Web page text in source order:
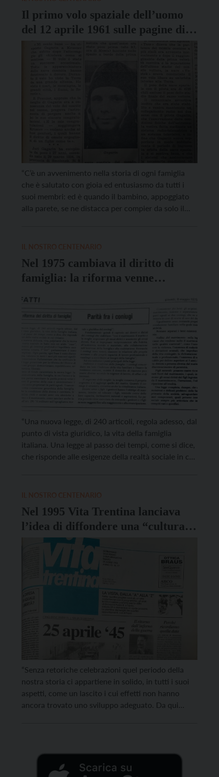
Il primo volo spaziale dell’uomo
del 12 aprile 1961 sulle pagine di
Vita Trentina
“C’è un avvenimento nella storia di ogni famiglia
che è salutato con gioia ed entusiasmo da tutti i
suoi membri: ed è quando il bambino, appoggiato
alla parete, se ne distacca per compier da solo il
Nel 1975 cambiava il diritto di
famiglia: la riforma venne
“Una nuova legge, di 240 articoli, regola adesso, dal
punto di vista giuridico, la vita della famiglia
italiana. Una legge al passo dei tempi, come si dice,
che risponde alle esigenze della realtà sociale in cui
Nel 1995 Vita Trentina lanciava
l’idea di diffondere una “cultura
della liberazione”
“Senza retoriche celebrazioni quel periodo della
nostra storia ci appartiene in solido, in tutti i suoi
aspetti, come un lascito i cui effetti non hanno
ancora trovato uno sviluppo adeguato. Da qui
ruolo […]